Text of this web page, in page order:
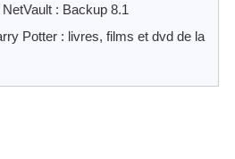
NetVault : Backup 8.1
Potter : livres, films et dvd de la